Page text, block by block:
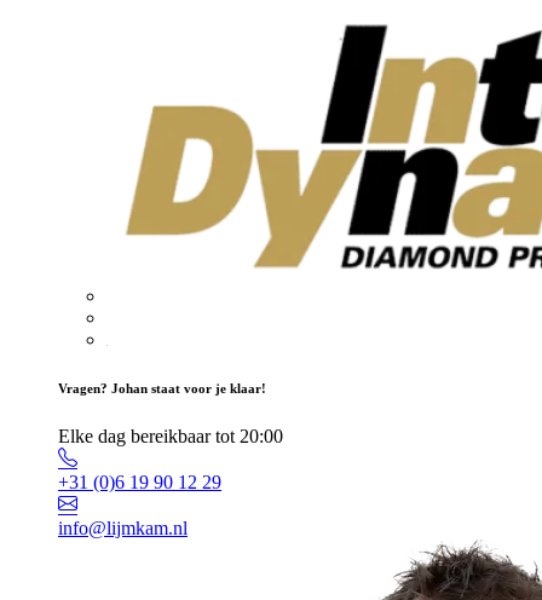
Vragen? Johan staat voor je klaar!
Elke dag bereikbaar tot 20:00
+31 (0)6 19 90 12 29
info@lijmkam.nl